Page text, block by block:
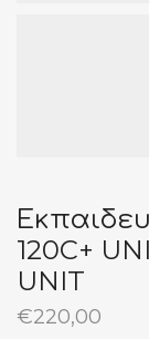
120C+
UNIT
€220,00